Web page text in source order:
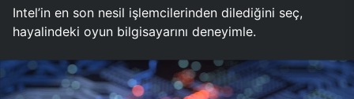
Intel’in en son nesil işlemcilerinden dilediğini seç,
hayalindeki oyun bilgisayarını deneyimle.